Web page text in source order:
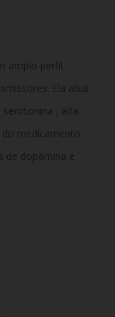
amplo perfil
Ela atua
, alfa-
medicamento
de dopamina e